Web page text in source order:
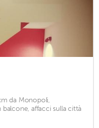
da Monopoli,
balcone, affacci sulla città